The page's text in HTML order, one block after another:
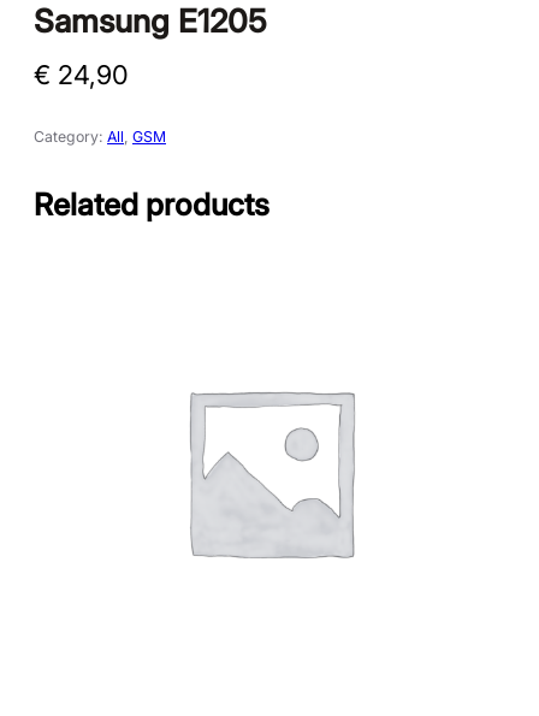
Samsung E1205
€ 24,90
Category: All GSM
Related products